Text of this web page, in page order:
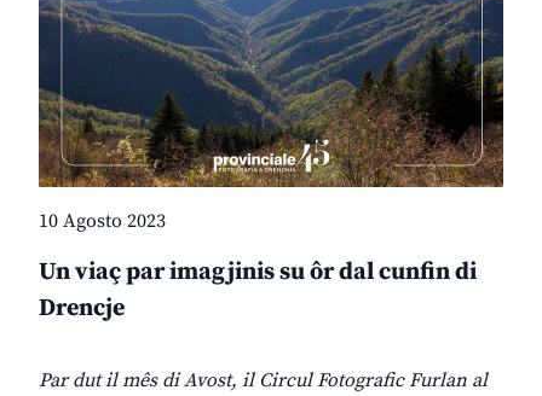
10 Agosto 2023
Un viaç par imagjinis su ôr dal cunfin di
Drencje
Par dut il mês di Avost, il Circul Fotografic Furlan al